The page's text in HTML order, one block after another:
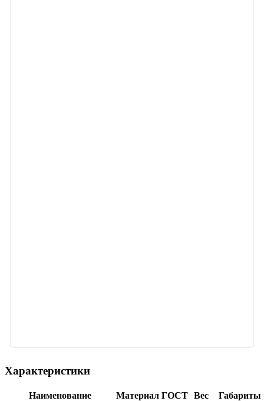
Характеристики
Наименование Материал ГОСТ Вес
Габариты